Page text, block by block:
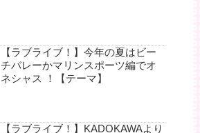
【ラブライブ！】今年の夏はビー
チバレーかマリンスポーツ編でオ
ネシャス ！【テーマ】
【ラブライブ！】KADOKAWAより